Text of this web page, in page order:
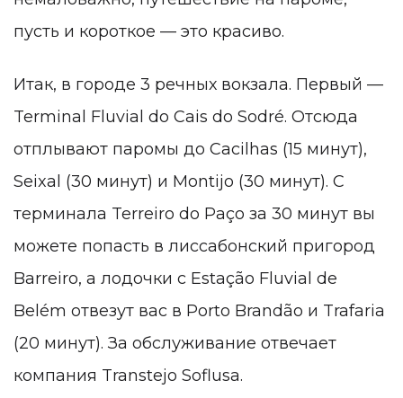
пусть и короткое — это красиво.
Итак, в городе 3 речных вокзала. Первый —
Terminal Fluvial do Cais do Sodré. Отсюда
отплывают паромы до Cacilhas (15 минут),
Seixal (30 минут) и Montijo (30 минут). С
терминала Terreiro do Paço за 30 минут вы
можете попасть в лиссабонский пригород
Barreiro, а лодочки с Estação Fluvial de
Belém отвезут вас в Porto Brandão и Trafaria
(20 минут). За обслуживание отвечает
компания Transtejo Soflusa.